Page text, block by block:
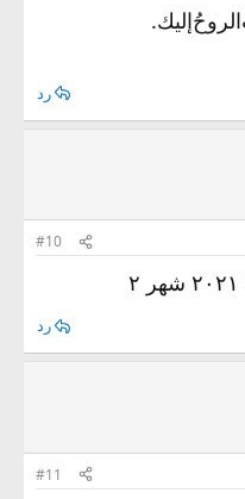
رد
#10
رد
#11